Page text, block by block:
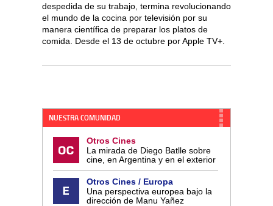
despedida de su trabajo, termina revolucionando
el mundo de la cocina por televisión por su
manera científica de preparar los platos de
comida. Desde el 13 de octubre por Apple TV+.
NUESTRA COMUNIDAD
Otros Cines
La mirada de Diego Batlle sobre
cine, en Argentina y en el exterior
Otros Cines / Europa
Una perspectiva europea bajo la
dirección de Manu Yañez